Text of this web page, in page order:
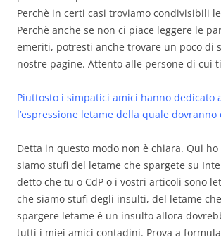
Perchè in certi casi troviamo condivisibili
Perchè anche se non ci piace leggere le
emeriti, potresti anche trovare un poco di
nostre pagine. Attento alle persone di cui
Piuttosto i simpatici amici hanno dedicato
l’espressione letame della quale dovranno
Detta in questo modo non è chiara. Qui
siamo stufi del letame che spargete su
detto che tu o CdP o i vostri articoli sono
che siamo stufi degli insulti, del letame
spargere letame è un insulto allora
tutti i miei amici contadini. Prova a